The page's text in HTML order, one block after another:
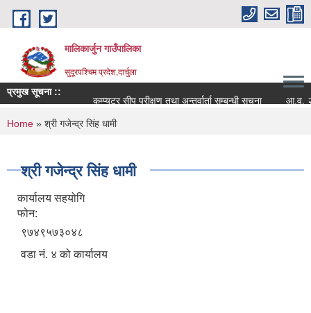
Skip to main content
मालिकार्जुन गाउँपालिका
सुदूरपश्चिम प्रदेश,दार्चुला
प्रमुख सूचना ::
कम्प्युटर सीप परीक्षण तथा अन्तर्वार्ता सम्बन्धी सूचना
आ.व.
You are here
Home » श्री गजेन्द्र सिंह धामी
श्री गजेन्द्र सिंह धामी
कार्यालय सहयोगि
फोन:
९७४९५७३०४८
वडा नं. ४ को कार्यालय